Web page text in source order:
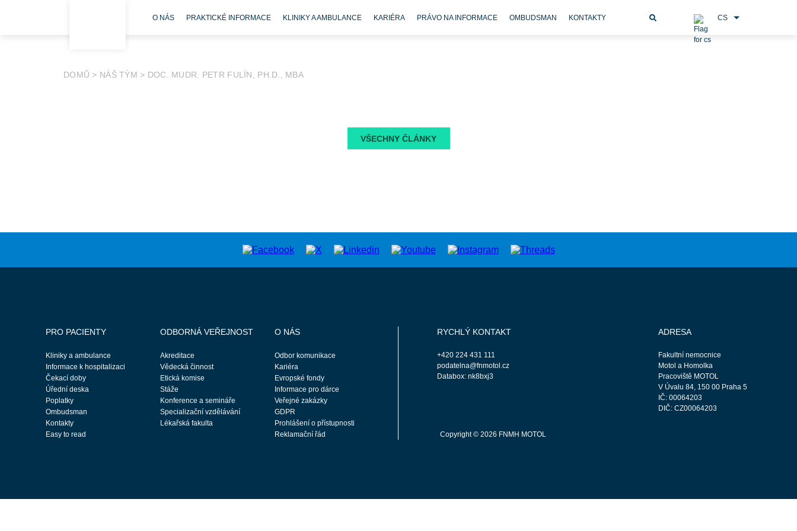
O NÁS PRAKTICKÉ INFORMACE KLINIKY A AMBULANCE KARIÉRA PRÁVO NA INFORMACE OMBUDSMAN KONTAKTY CS
DOMŮ > NÁŠ TÝM > DOC. MUDR. PETR FULÍN, PH.D., MBA
VŠECHNY ČLÁNKY
PRO PACIENTY
Kliniky a ambulance
Informace k hospitalizaci
Čekací doby
Úřední deska
Poplatky
Ombudsman
Kontakty
Easy to read
ODBORNÁ VEŘEJNOST
Akreditace
Vědecká činnost
Etická komise
Stáže
Konference a semináře
Specializační vzdělávání
Lékařská fakulta
O NÁS
Odbor komunikace
Kariéra
Evropské fondy
Informace pro dárce
Veřejné zakázky
GDPR
Prohlášení o přístupnosti
Reklamační řád
RYCHLÝ KONTAKT
+420 224 431 111
podatelna@fnmotol.cz
Databox: nk8bxj3
ADRESA
Fakultní nemocnice
Motol a Homolka
Pracoviště MOTOL
V Úvalu 84, 150 00 Praha 5
IČ: 00064203
DIČ: CZ00064203
Copyright © 2026 FNMH MOTOL